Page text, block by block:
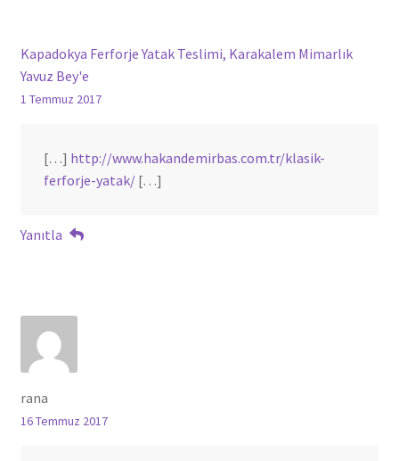
Kapadokya Ferforje Yatak Teslimi, Karakalem Mimarlık
Yavuz Bey'e
1 Temmuz 2017
[…] http://www.hakandemirbas.com.tr/klasik-
ferforje-yatak/[…]
Yanıtla
rana
16 Temmuz 2017